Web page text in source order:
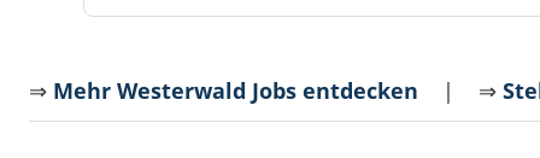
⇒ Mehr Westerwald Jobs entdecken | ⇒